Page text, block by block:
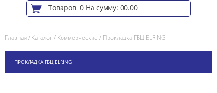
Товаров: 0 На сумму: 00.00
Главная/ Каталог/ Коммерческие / Прокладка ГБЦ ELRING
ПРОКЛАДКА ГБЦ ELRING